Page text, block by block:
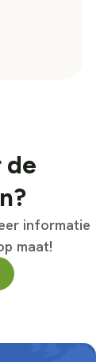
de
informatie
maat!